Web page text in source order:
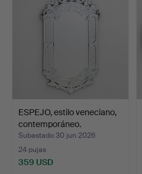
ESPEJO, estilo veneciano,
contemporáneo.
Subastado 30 jun 2026
24 pujas
359 USD